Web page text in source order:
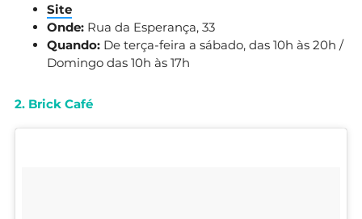
Site
Onde: Rua da Esperança, 33
Quando: De terça-feira a sábado, das 10h às 20h /
Domingo das 10h às 17h
2. Brick Café